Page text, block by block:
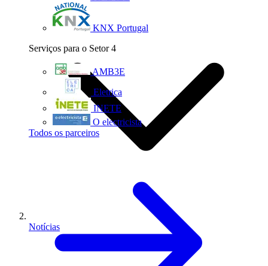
KNX Portugal
Serviços para o Setor 4
AMB3E
Eletrica
INETE
O electricista
Todos os parceiros
Notícias